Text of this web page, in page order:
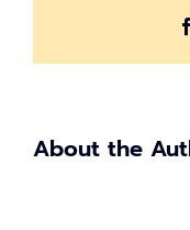
About the